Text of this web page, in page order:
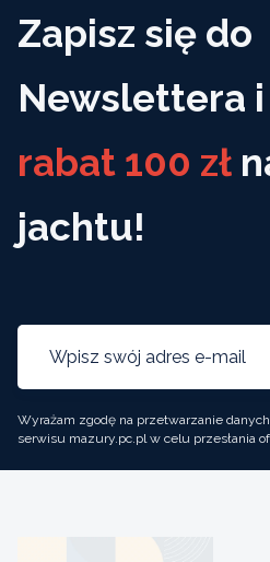
Zapisz się do
Newslettera
rabat 100 zł
jachtu!
Wyrażam zgodę na przetwarzanie
serwisu mazury.pc.pl w celu przesłania